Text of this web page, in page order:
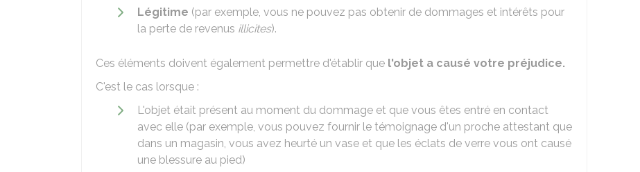
Légitime (par exemple, vous ne pouvez pas obtenir de dommages et intérêts pour
la perte de revenus illicites).
Ces éléments doivent également permettre d'établir que l'objet a causé votre préjudice.
C'est le cas lorsque :
L'objet était présent au moment du dommage et que vous êtes entré en contact
avec elle (par exemple, vous pouvez fournir le témoignage d'un proche attestant que
dans un magasin, vous avez heurté un vase et que les éclats de verre vous ont causé
une blessure au pied)